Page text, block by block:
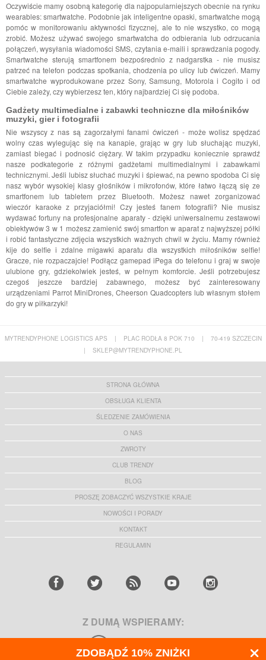
Oczywiście mamy osobną kategorię dla najpopularniejszych obecnie na rynku
wearables: smartwatche. Podobnie jak inteligentne opaski, smartwatche mogą
pomóc w monitorowaniu aktywności fizycznej, ale to nie wszystko, co mogą
zrobić. Możesz używać swojego smartwatcha do odbierania lub odrzucania
połączeń, wysyłania wiadomości SMS, czytania e-maili i sprawdzania pogody.
Smartwatche sterują smartfonem bezpośrednio z nadgarstka - nie musisz
patrzeć na telefon podczas spotkania, chodzenia po ulicy lub ćwiczeń. Mamy
smartwatche wyprodukowane przez Sony, Samsung, Motorola i Cogito i od
Ciebie zależy, czy wybierzesz ten, który najbardziej Ci się podoba.
Gadżety multimedialne i zabawki techniczne dla miłośników
muzyki, gier i fotografii
Nie wszyscy z nas są zagorzałymi fanami ćwiczeń - może wolisz spędzać
wolny czas wylegując się na kanapie, grając w gry lub słuchając muzyki,
zamiast biegać i podnosić ciężary. W takim przypadku koniecznie sprawdź
nasze podkategorie z różnymi gadżetami multimedialnymi i zabawkami
technicznymi. Jeśli lubisz słuchać muzyki i śpiewać, na pewno spodoba Ci się
nasz wybór wysokiej klasy głośników i mikrofonów, które łatwo łączą się ze
smartfonem lub tabletem przez Bluetooth. Możesz nawet zorganizować
wieczór karaoke z przyjaciółmi! Czy jesteś fanem fotografii? Nie musisz
wydawać fortuny na profesjonalne aparaty - dzięki uniwersalnemu zestawowi
obiektywów 3 w 1 możesz zamienić swój smartfon w aparat z najwyższej półki
i robić fantastyczne zdjęcia wszystkich ważnych chwil w życiu. Mamy również
kije do selfie i zdalne migawki aparatu dla wszystkich miłośników selfie!
Gracze, nie rozpaczajcie! Podłącz gamepad iPega do telefonu i graj w swoje
ulubione gry, gdziekolwiek jesteś, w pełnym komforcie. Jeśli potrzebujesz
czegoś jeszcze bardziej zabawnego, możesz być zainteresowany
urządzeniami Parrot MiniDrones, Cheerson Quadcopters lub własnym stołem
do gry w piłkarzyki!
MYTRENDYPHONE LOGISTICS APS | PLAC RODŁA 8 POK 710 |
70-419 SZCZECIN
|
SKLEP@MYTRENDYPHONE.PL
STRONA GŁÓWNA
OBSŁUGA KLIENTA
ŚLEDZENIE ZAMÓWIENIA
O NAS
ZWROTY
CLUB TRENDY
BLOG
PROSZĘ ZOBACZYĆ WSZYSTKIE KRAJE
NOWOŚCI I PORADY
KONTAKT
REGULAMIN
Z DUMĄ WSPIERAMY:
ZDOBĄDŹ 10% ZNIŻKI